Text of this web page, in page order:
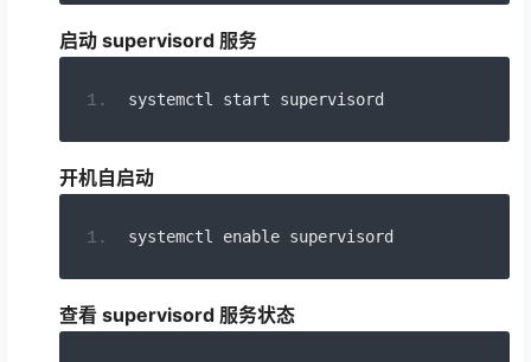
启动 supervisord 服务
systemctl start supervisord
开机自启动
systemctl enable supervisord
查看 supervisord 服务状态